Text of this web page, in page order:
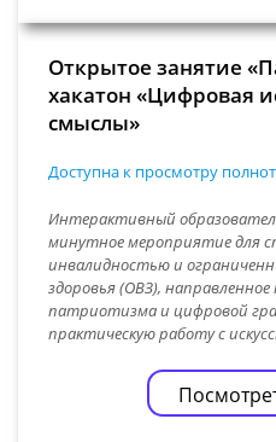
Открытое занятие
хакатон «Цифровая
смыслы»
Доступна к просмотру
Интерактивный
минутное мероприятие для
инвалидностью и
здоровья (ОВЗ),
патриотизма и цифровой
практическую работу с